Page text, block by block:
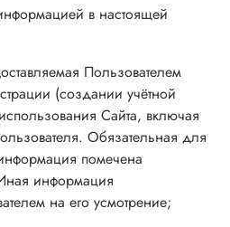
в настоящей
Пользователем
(создании учётной
Сайта, включая
Обязательная для
помечена
информация
на его усмотрение;